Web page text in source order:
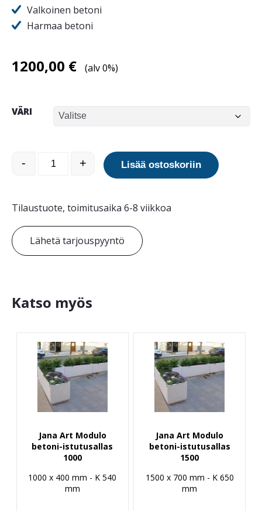
Valkoinen betoni
Harmaa betoni
1200,00 € (alv 0%)
VÄRI
Jana Art Opera betoni-istutusallas määrä
- + Lisää ostoskoriin
Tilaustuote, toimitusaika 6-8 viikkoa
Lähetä tarjouspyyntö
Katso myös
Jana Art Modulo
betoni-istutusallas
1000
1000 x 400 mm - K 540
mm
Jana Art Modulo
betoni-istutusallas
1500
1500 x 700 mm - K 650
mm